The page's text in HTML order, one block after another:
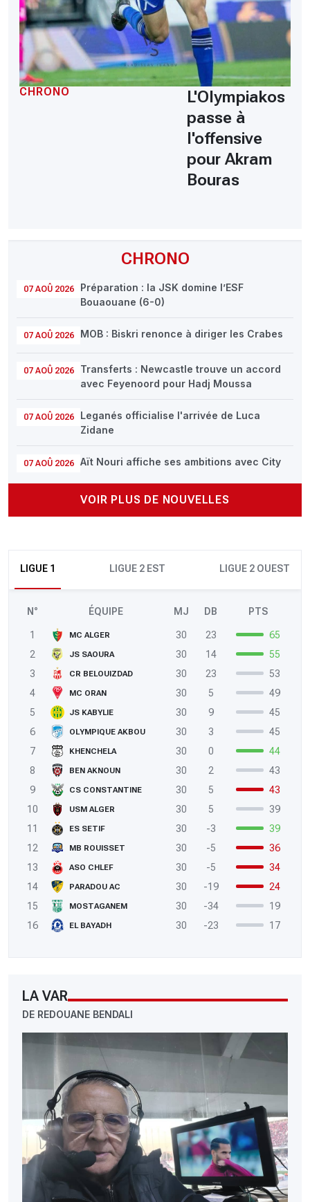
CHRONO
07 AOÛ 2026
Préparation : la JSK domine l’ESF
Bouaouane (6-0)
07 AOÛ 2026 MOB : Biskri renonce à diriger les Crabes
07 AOÛ 2026
Transferts : Newcastle trouve un accord
avec Feyenoord pour Hadj Moussa
07 AOÛ 2026
Leganés officialise l'arrivée de Luca
Zidane
07 AOÛ 2026 Aït Nouri affiche ses ambitions avec City
VOIR PLUS DE NOUVELLES
LIGUE 1 LIGUE 2 EST LIGUE 2 OUEST
N° ÉQUIPE MJ DB PTS
1 MC ALGER 30 23
65
2
JS SAOURA 30 14
55
3
CR BELOUIZDAD 30 23
53
4
MC ORAN 30 5
49
5
JS KABYLIE 30 9
45
6
OLYMPIQUE AKBOU 30 3
45
7
KHENCHELA 30 0
44
8
BEN AKNOUN 30 2
43
9
CS CONSTANTINE 30 5
43
10
USM ALGER 30 5
39
11
ES SETIF 30 -3
39
12
MB ROUISSET 30 -5
36
13
ASO CHLEF 30 -5
34
14
PARADOU AC 30 -19
24
15
MOSTAGANEM 30 -34
19
16
EL BAYADH 30 -23 17
LA VAR
DE REDOUANE BENDALI
CHRONO
L'Olympiakos
passe à
l'offensive
pour Akram
Bouras